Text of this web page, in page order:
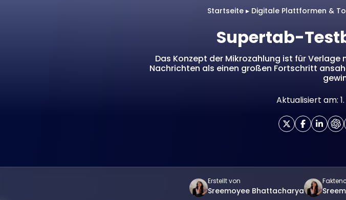
Startseite ▸ Digitale Plattformen &
Supertab-
Das Konzept der Mikrozahlung ist für
Nachrichten als einen großen Fortschritt
Aktualisiert am:
Erstellt von
Sreemoyee Bhattacharya